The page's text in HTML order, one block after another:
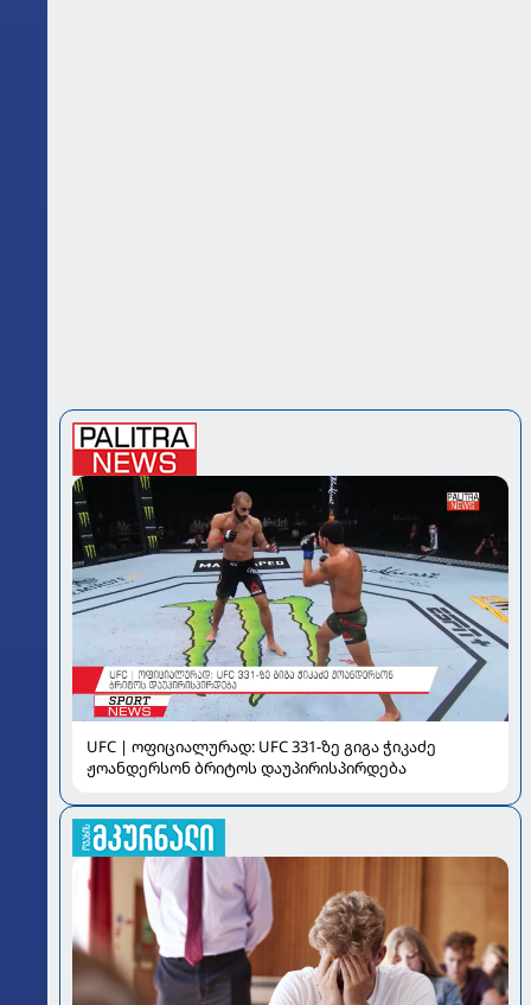
UFC | ოფიციალურად: UFC 331-ზე გიგა ჭიკაძე
ჟოანდერსონ ბრიტოს დაუპირისპირდება